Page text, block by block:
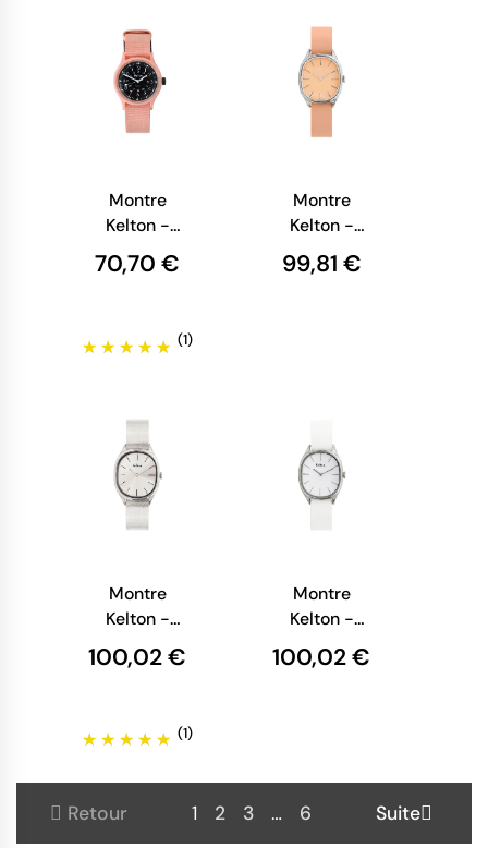
Montre
Kelton -
Jungle Nude
70,70 €
(1)
Montre
Kelton -
Colorama
Beige
99,81 €
Montre
Kelton -
Colorama
Argent
100,02 €
(1)
Montre
Kelton -
Colorama
Blanche
100,02 €
Retour 1 2 3 … 6 Suite